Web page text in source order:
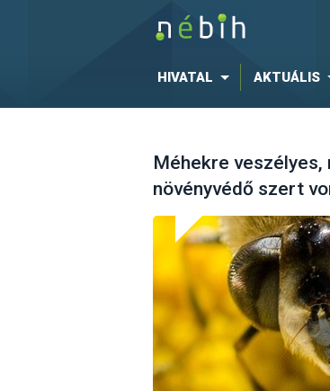
HIVATAL AKTUÁLIS
Méhekre
növényvédő szert